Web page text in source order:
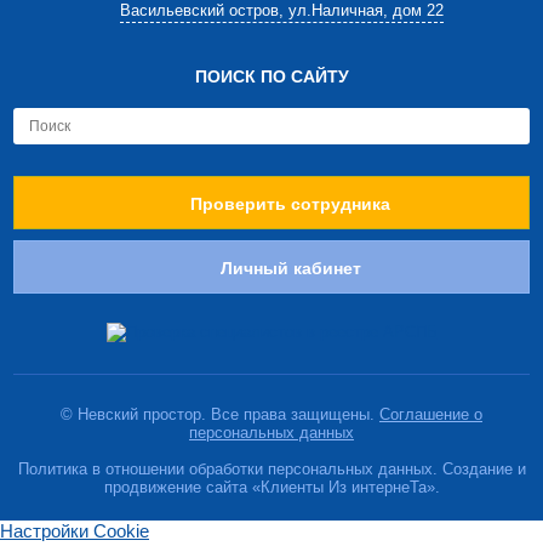
Васильевский остров, ул.Наличная, дом 22
ПОИСК ПО САЙТУ
Проверить сотрудника
Личный кабинет
© Невский простор. Все права защищены. Соглашение о
персональных данных
Политика в отношении обработки персональных данных. Создание и
продвижение сайта «Клиенты Из интернеТа».
Настройки Cookie